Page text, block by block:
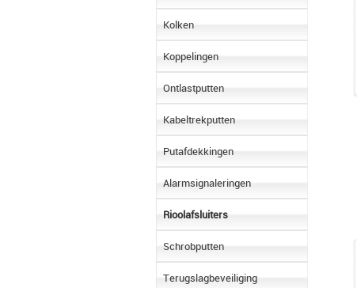
Kolken
Koppelingen
Ontlastputten
Kabeltrekputten
Putafdekkingen
Alarmsignaleringen
Rioolafsluiters
Schrobputten
Terugslagbeveiliging